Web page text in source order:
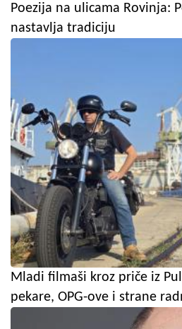
Poezija na ulicama Rovinja:
nastavlja tradiciju
Mladi filmaši kroz priče iz
pekare, OPG-ove i strane